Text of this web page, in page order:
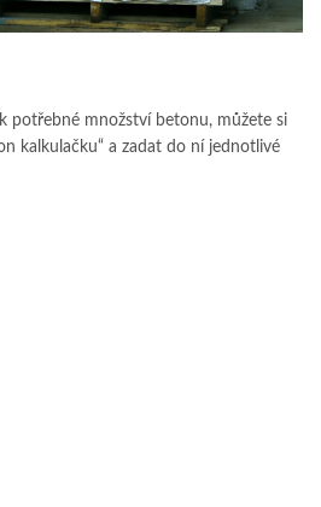
potřebné množství betonu, můžete si
kalkulačku“ a zadat do ní jednotlivé